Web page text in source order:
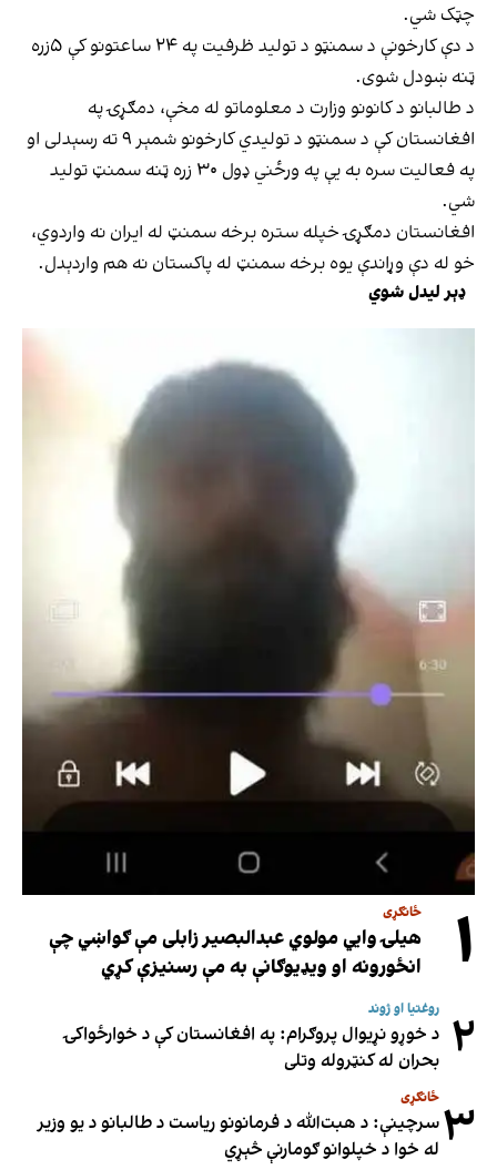
چټک شي.
د دې کارخونې د سمنټو د تولید ظرفیت په ۲۴ ساعتونو کې ۵زره
ټنه ښودل شوی.
د طالبانو د کانونو وزارت د معلوماتو له مخې، دمګړۍ په
افغانستان کې د سمنټو د تولیدي کارخونو شمېر ۹ ته رسېدلی او
په فعالیت سره به یې په ورځني ډول ۳۰ زره ټنه سمنټ تولید
شي.
افغانستان دمګړۍ خپله ستره برخه سمنټ له ایران نه واردوي،
خو له دې وړاندې یوه برخه سمنټ له پاکستان نه هم واردېدل.
ډېر لیدل شوي
۱ ځانګړی
هیلۍ وایي مولوي عبدالبصیر زابلی مې ګواښي چې
انځورونه او ویډیوګانې به مې رسنیزې کړي
۲ روغتیا او ژوند
د خوړو نړیوال پروګرام: په افغانستان کې د خوارځواکۍ
بحران له کنټروله وتلی
۳ ځانګړی
سرچینې: د هبت‌الله د فرمانونو ریاست د طالبانو د یو وزیر
له خوا د خپلوانو ګومارنې څېړي